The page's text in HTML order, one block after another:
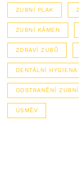
ZUBNÍ PLAK
ZUBNÍ KÁMEN
ZDRAVÍ ZUBŮ
DENTÁLNÍ HYGIENA
ODSTRANĚNÍ
ÚSMĚV